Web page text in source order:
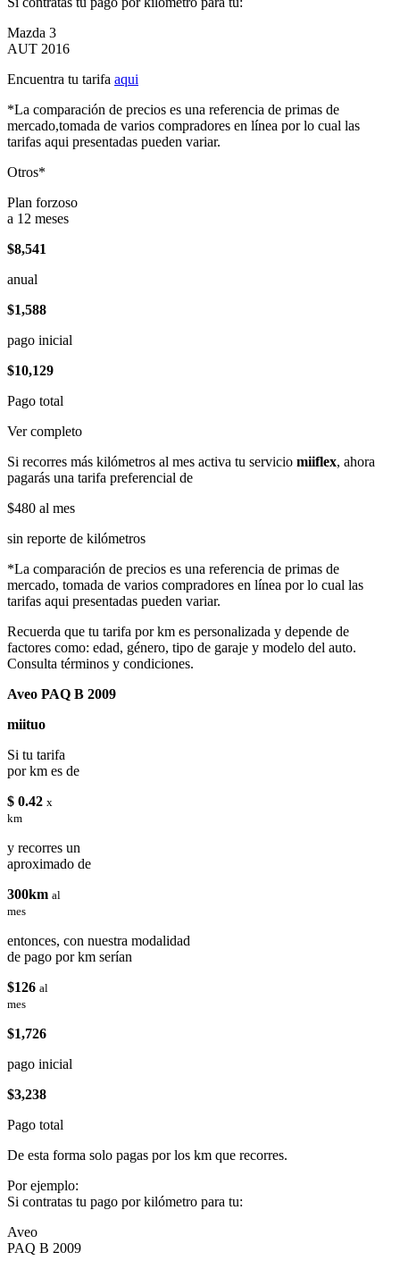
Mazda 3
AUT 2016
Encuentra tu tarifa aqui
*La comparación de precios es una referencia de primas de
mercado,tomada de varios compradores en línea por lo cual las
tarifas aqui presentadas pueden variar.
Otros*
Plan forzoso
a 12 meses
$8,541
anual
$1,588
pago inicial
$10,129
Pago total
Ver completo
Si recorres más kilómetros al mes activa tu servicio miiflex, ahora
pagarás una tarifa preferencial de
$480 al mes
sin reporte de kilómetros
*La comparación de precios es una referencia de primas de
mercado, tomada de varios compradores en línea por lo cual las
tarifas aqui presentadas pueden variar.
Recuerda que tu tarifa por km es personalizada y depende de
factores como: edad, género, tipo de garaje y modelo del auto.
Consulta términos y condiciones.
Aveo PAQ B 2009
miituo
Si tu tarifa
por km es de
$ 0.42 x
km
y recorres un
aproximado de
300km al
mes
entonces, con nuestra modalidad
de pago por km serían
$126 al
mes
$1,726
pago inicial
$3,238
Pago total
De esta forma solo pagas por los km que recorres.
Por ejemplo:
Si contratas tu pago por kilómetro para tu:
Aveo
PAQ B 2009